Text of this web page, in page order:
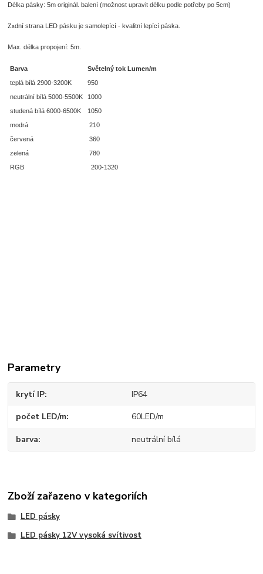
Délka pásky: 5m originál. balení (možnost upravit délku podle potřeby po 5cm)
Zadní strana LED pásku je samolepící - kvalitní lepící páska.
Max. délka propojení: 5m.
Barva
Světelný tok Lumen/m
teplá bílá 2900-3200K
950
neutrální bílá 5000-5500K
1000
studená bílá 6000-6500K
1050
modrá
210
červená
360
zelená
780
RGB
200-1320
Parametry
krytí IP IP64
počet LED/m 60LED/m
barva neutrální bílá
Zboží zařazeno v kategoriích
LED pásky
LED pásky 12V vysoká svítivost